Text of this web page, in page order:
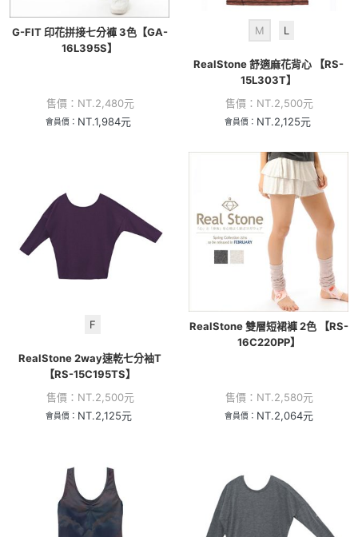
G-FIT 印花拼接七分褲 3色【GA-
16L395S】
售價： NT.2,480元
會員價： NT.1,984元
M L
RealStone 舒適麻花背心 【RS-
15L303T】
售價： NT.2,500元
會員價： NT.2,125元
F
RealStone 2way速乾七分袖T
【RS-15C195TS】
售價： NT.2,500元
會員價： NT.2,125元
RealStone 雙層短裙褲 2色 【RS-
16C220PP】
售價： NT.2,580元
會員價： NT.2,064元